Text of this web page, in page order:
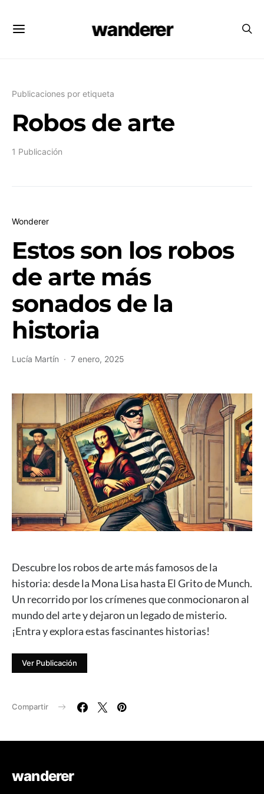
wanderer
Publicaciones por etiqueta
Robos de arte
1 Publicación
Wonderer
Estos son los robos
de arte más
sonados de la
historia
Lucía Martín 7 enero, 2025
Descubre los robos de arte más famosos de la
historia: desde la Mona Lisa hasta El Grito de Munch.
Un recorrido por los crímenes que conmocionaron al
mundo del arte y dejaron un legado de misterio.
¡Entra y explora estas fascinantes historias!
Ver Publicación
Compartir
wanderer